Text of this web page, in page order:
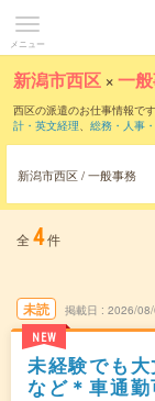
メニュー
新潟市西区 ×一
西区の派遣のお仕事情報で
計・英文経理、 総務・人事
新潟市西区 / 一般事務
全 4件
未読
NEW
掲載日 2026/
未経験でも
など＊車通勤